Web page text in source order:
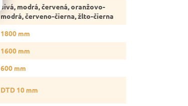
sivá, modrá, červená, oranžovo-
modrá, červeno-čierna, žlto-čierna
1800 mm
1600 mm
600 mm
DTD 10 mm